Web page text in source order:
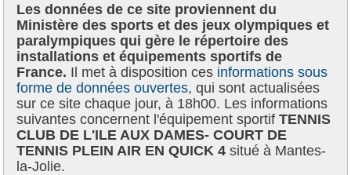
Les données de ce site proviennent du
Ministère des sports et des jeux olympiques et
paralympiques qui gère le répertoire des
installations et équipements sportifs de
France. Il met à disposition ces informations sous
forme de données ouvertes, qui sont actualisées
sur ce site chaque jour, à 18h00. Les informations
suivantes concernent l'équipement sportifTENNIS
CLUB DE L'ILE AUX DAMES- COURT DE
TENNIS PLEIN AIR EN QUICK 4 situé à Mantes-
la-Jolie.